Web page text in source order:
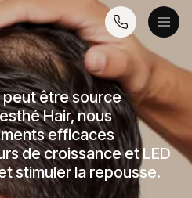
être source
Hair, nous
efficaces
de croissance et LED
stimuler la repousse.